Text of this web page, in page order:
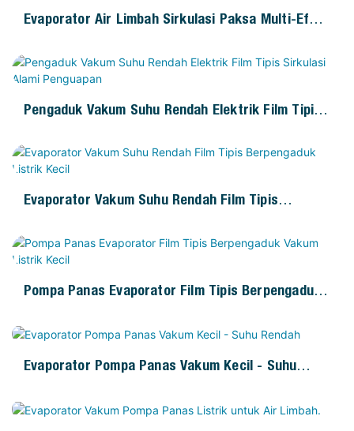
Evaporator Air Limbah Sirkulasi Paksa Multi-Efek
Pengaduk Vakum Suhu Rendah Elektrik Film Tipis
Evaporator Vakum Suhu Rendah Film Tipis
Pompa Panas Evaporator Film Tipis Berpengaduk
Evaporator Pompa Panas Vakum Kecil - Suhu